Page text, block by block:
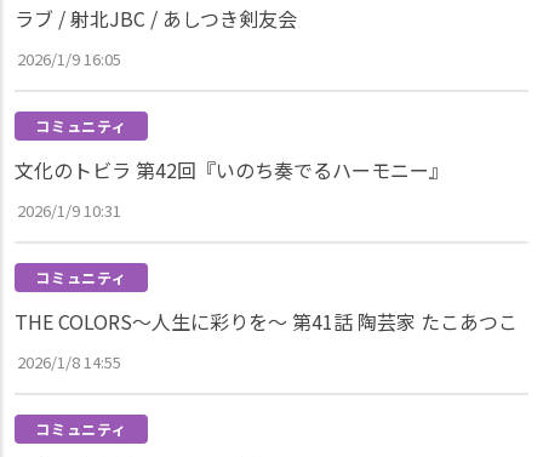
ラブ / 射北JBC / あしつき剣友会
2026/1/9 16:05
コミュニティ
文化のトビラ 第42回『いのち奏でるハーモニー』
2026/1/9 10:31
コミュニティ
THE COLORS～人生に彩りを～ 第41話 陶芸家 たこあつこ
2026/1/8 14:55
コミュニティ